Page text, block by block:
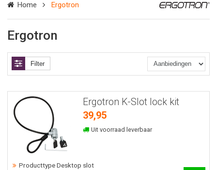
zoek?Home Ergotron
Ergotron
Filter
Ergotron K-Slot lock kit
39,95
Uit voorraad leverbaar
Producttype Desktop slot